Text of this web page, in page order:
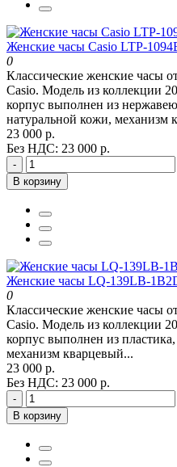
Женские часы Casio LTP-
0
Классические женские часы
Casio. Модель из коллекции
корпус выполнен из
натуральной кожи, механизм
23 000 р.
Без НДС: 23 000 р.
-
В корзину
Женские часы LQ-139LB-
0
Классические женские часы
Casio. Модель из коллекции
корпус выполнен из
механизм кварцевый...
23 000 р.
Без НДС: 23 000 р.
-
В корзину